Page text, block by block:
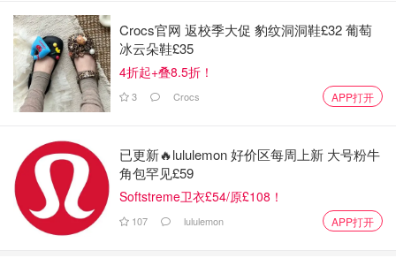
Crocs官网 返校季大促 豹纹洞洞鞋£32 葡萄
冰云朵鞋£35
4折起+叠8.5折！
3 Crocs APP打开
已更新🔥lululemon 好价区每周上新 大号粉牛
角包罕见£59
Softstreme卫衣£54/原£108！
107 lululemon APP打开